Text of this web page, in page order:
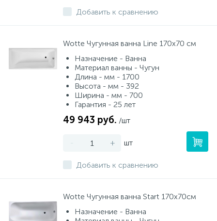
Добавить к сравнению
Wotte Чугунная ванна Line 170х70 см
Назначение - Ванна
Материал ванны - Чугун
Длина - мм - 1700
Высота - мм - 392
Ширина - мм - 700
Гарантия - 25 лет
49 943 руб. /шт
- + шт
Добавить к сравнению
Wotte Чугунная ванна Start 170х70см
Назначение - Ванна